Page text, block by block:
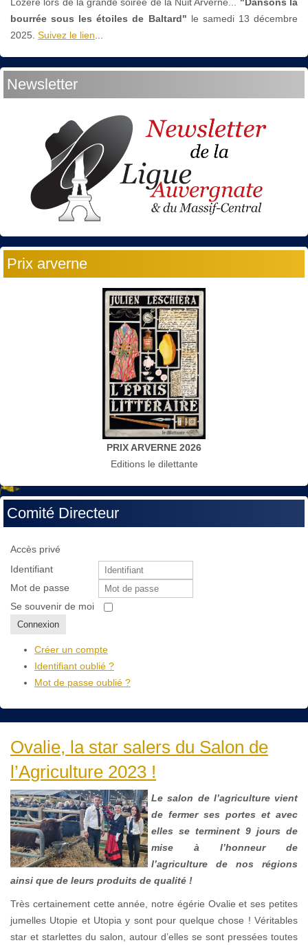
bourrée sous les étoiles de Baltard" le samedi 13 décembre
2025. Suivez le lien
Newsletter
Prix arverne
PRIX ARVERNE 2026
Editions le dilettante
Comité Directeur
Accès privé
Identifiant
Mot de passe
Se souvenir de moi
Connexion
Créer un compte
Identifiant oublié ?
Mot de passe oublié ?
Ovalie, la star salers du Salon de
l’Agriculture 2023 !
Le salon de l’agriculture vient
de fermer ses portes et avec
elles se terminent 9 jours de
mise à l’honneur de
l’agriculture de nos régions
ainsi que de leurs produits de qualité !
Très certainement cette année, notre égérie Ovalie et ses petites
jumelles Utopie et Utopia y sont pour quelque chose ! Véritables
star et starlettes du salon, autour d’elles se sont pressées toutes